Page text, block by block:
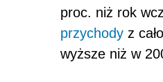
proc. niż rok
przychody z
wyższe niż w